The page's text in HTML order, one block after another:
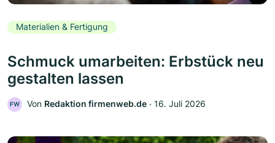
Materialien & Fertigung
Schmuck umarbeiten: Erbstück neu
gestalten lassen
FW Von Redaktion firmenweb.de ‧ 16. Juli 2026